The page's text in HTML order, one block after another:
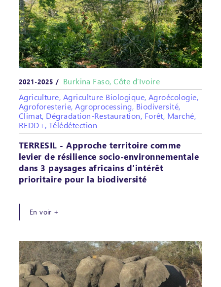
2021-2025 / Burkina Faso, Côte d’Ivoire
Agriculture, Agriculture Biologique, Agroécologie,
Agroforesterie, Agroprocessing, Biodiversité,
Climat, Dégradation-Restauration, Forêt, Marché,
REDD+, Télédétection
TERRESIL - Approche territoire comme
levier de résilience socio-environnementale
dans 3 paysages africains d’intérêt
prioritaire pour la biodiversité
En voir +